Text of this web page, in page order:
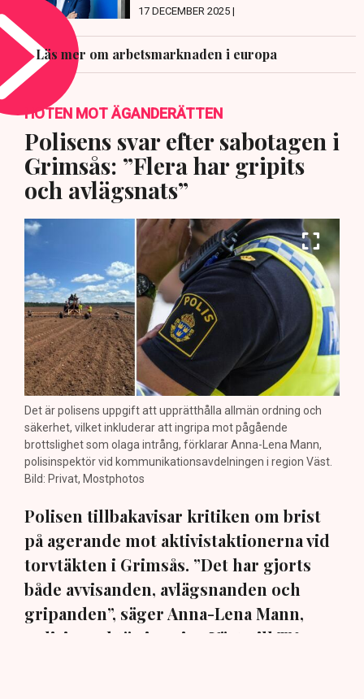
17 DECEMBER 2025 |
Läs mer om arbetsmarknaden i europa
HOTEN MOT ÄGANDERÄTTEN
Polisens svar efter sabotagen i
Grimsås: ”Flera har gripits
och avlägsnats”
Det är polisens uppgift att upprätthålla allmän ordning och
säkerhet, vilket inkluderar att ingripa mot pågående
brottslighet som olaga intrång, förklarar Anna-Lena Mann,
polisinspektör vid kommunikationsavdelningen i region Väst.
Bild: Privat, Mostphotos
Polisen tillbakavisar kritiken om brist
på agerande mot aktivistaktionerna vid
torvtäkten i Grimsås. ”Det har gjorts
både avvisanden, avlägsnanden och
gripanden”, säger Anna-Lena Mann,
polisinspektör i region Väst, till TN.